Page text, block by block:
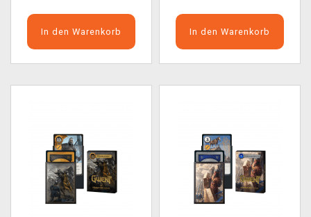
In den Warenkorb In den Warenkorb